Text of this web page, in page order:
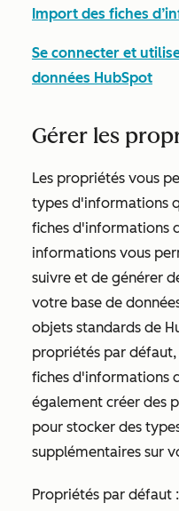
Import des fiches
Se connecter et
données HubSpot
Gérer les
Les propriétés vous
types d'informations
fiches d'informations
informations vous
suivre et de générer
votre base de
objets standards de
propriétés par
fiches d'informations
également créer des
pour stocker des
supplémentaires sur
Propriétés par défaut :